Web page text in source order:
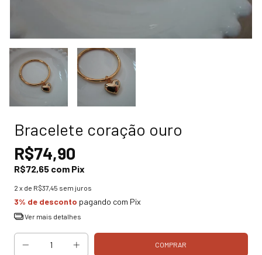
Bracelete coração ouro
R$74,90
R$72,65 com Pix
2 x de R$37,45 sem juros
3% de desconto pagando com Pix
Ver mais detalhes